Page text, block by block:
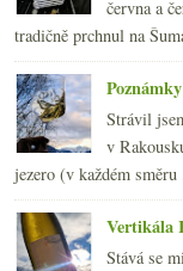
června a
tradičně prchnul na
Strávil
v
jezero (v každém směru
Vertikála
Stává se